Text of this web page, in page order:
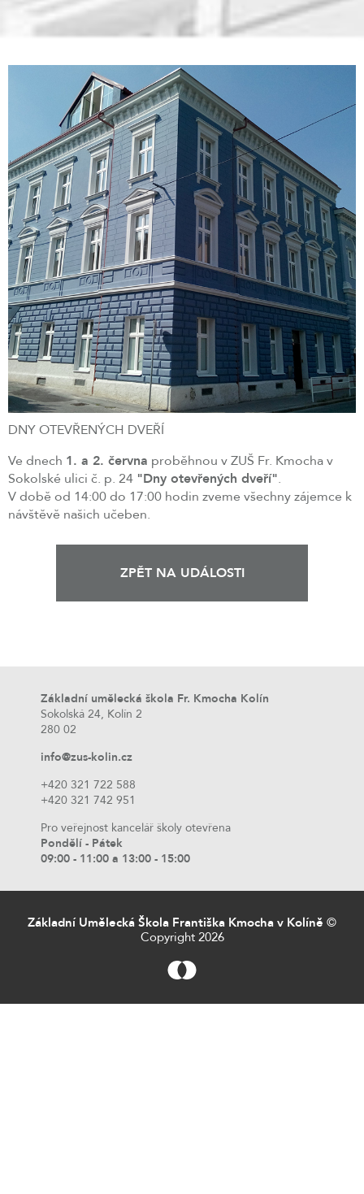
DNY OTEVŘENÝCH DVEŘÍ
Ve dnech 1. a 2. června proběhnou v ZUŠ Fr. Kmocha v
Sokolské ulici č. p. 24 "Dny otevřených dveří".
V době od 14:00 do 17:00 hodin zveme všechny zájemce k
návštěvě našich učeben.
ZPĚT NA UDÁLOSTI
Základní umělecká škola Fr. Kmocha Kolín
Sokolská 24, Kolín 2
280 02
info@zus-kolin.cz
+420 321 722 588
+420 321 742 951
Pro veřejnost kancelář školy otevřena
Pondělí - Pátek
09:00 - 11:00 a 13:00 - 15:00
Základní Umělecká Škola Františka Kmocha v Kolíně ©
Copyright 2026